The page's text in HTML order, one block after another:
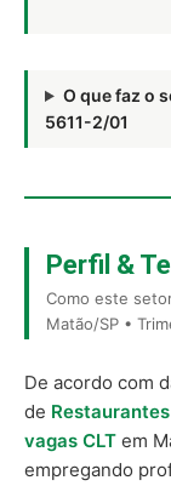
O que faz o
5611-2/01
Perfil &
Como este
Matão/SP •
De acordo com
de Restaurantes
vagas CLT em
empregando